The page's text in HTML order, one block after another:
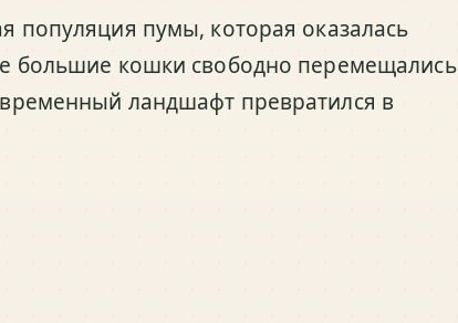
популяция пумы, которая оказалась
большие кошки свободно перемещались
ландшафт превратился в